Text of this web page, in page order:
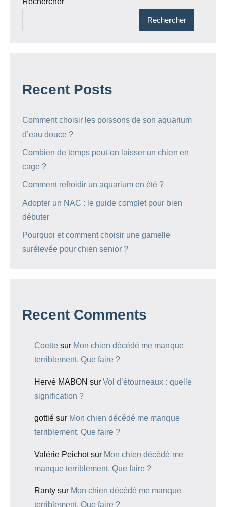
Rechercher
Recent Posts
Comment choisir les poissons de son aquarium
d’eau douce ?
Combien de temps peut-on laisser un chien en
cage ?
Comment refroidir un aquarium en été ?
Adopter un NAC : le guide complet pour bien
débuter
Pourquoi et comment choisir une gamelle
surélevée pour chien senior ?
Recent Comments
Coette sur Mon chien décédé me manque
terriblement. Que faire ?
Hervé MABON sur Vol d’étourneaux : quelle
signification ?
gottié sur Mon chien décédé me manque
terriblement. Que faire ?
Valérie Peichotsur Mon chien décédé me
manque terriblement. Que faire ?
Ranty sur Mon chien décédé me manque
terriblement. Que faire ?